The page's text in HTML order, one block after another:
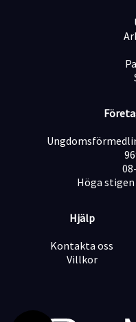
Höga
Hjälp
Kontakta oss
Villkor